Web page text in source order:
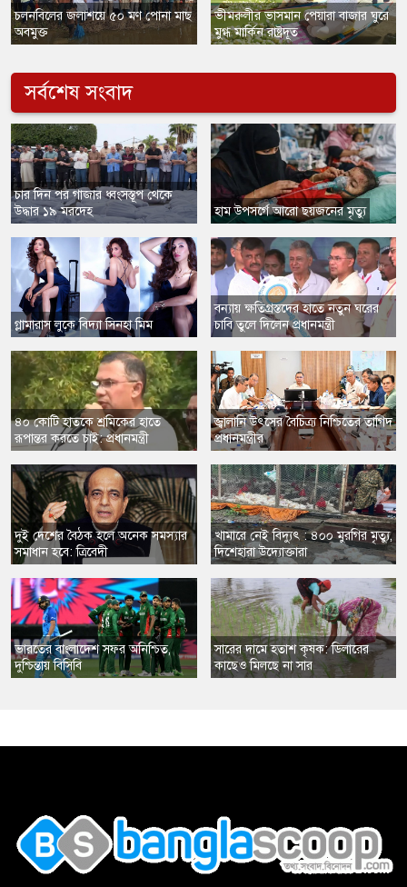
​চলনবিলের জলাশয়ে ৫০ মণ পোনা মাছ
অবমুক্ত
​ভীমরুলীর ভাসমান পেয়ারা বাজার ঘুরে
মুগ্ধ মার্কিন রাষ্ট্রদূত
সর্বশেষ সংবাদ
​চার দিন পর গাজার ধ্বংসস্তূপ থেকে
উদ্ধার ১৯ মরদেহ
​গ্লামারাস লুকে বিদ্যা সিনহা মিম
​৪০ কোটি হাতকে শ্রমিকের হাতে
রূপান্তর করতে চাই: প্রধানমন্ত্রী
​দুই দেশের বৈঠক হলে অনেক সমস্যার
সমাধান হবে: ত্রিবেদী
ভারতের বাংলাদেশ সফর অনিশ্চিত,
দুশ্চিন্তায় বিসিবি
​হাম উপসর্গে আরো ছয়জনের মৃত্যু
বন্যায় ক্ষতিগ্রস্তদের হাতে নতুন ঘরের
চাবি তুলে দিলেন প্রধানমন্ত্রী
​জ্বালানি উৎসের বৈচিত্র্য নিশ্চিতের তাগিদ
প্রধানমন্ত্রীর
খামারে নেই বিদ্যুৎ : ৪০০ মুরগির মৃত্যু,
দিশেহারা উদ্যোক্তারা
সারের দামে হতাশ কৃষক: ডিলারের
কাছেও মিলছে না সার